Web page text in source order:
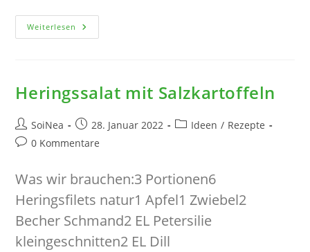
Weiterlesen Gefüllte
Paprikas
Backofen
Heringssalat mit Salzkartoffeln
Beitrags-
Autor:
SoiNea
Beitrag
veröffentlicht:
28. Januar 2022
Beitrags-
Ideen / Rezepte
Beitrags-
0 Kommentare
Was wir brauchen:3 Portionen6
Heringsfilets natur1 Apfel1 Zwiebel2
Becher Schmand2 EL Petersilie
kleingeschnitten2 EL Dill